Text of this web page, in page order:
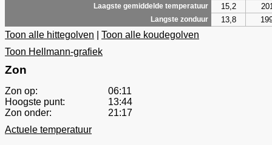
Laagste gemiddelde temperatuur 15,2
Langste zonduur 13,8
Toon alle hittegolven
Toon alle koudegolven
Toon Hellmann-grafiek
Zon
Zon op:
06:11
Hoogste punt:
13:44
Zon onder:
21:17
Actuele temperatuur